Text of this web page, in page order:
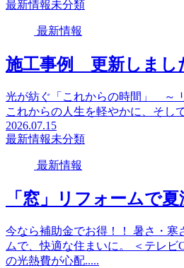
最新情報未分類
最新情報
施工事例 更新しまし
光が紡ぐ「これからの時間」 ～
これからの人生を軽やかに、そし
2026.07.15
最新情報未分類
最新情報
「窓」リフォームで
今なら補助金でお得！！ 暑さ・
ムで、快適な住まいに。 ＜テレ
の光熱費が心配.....